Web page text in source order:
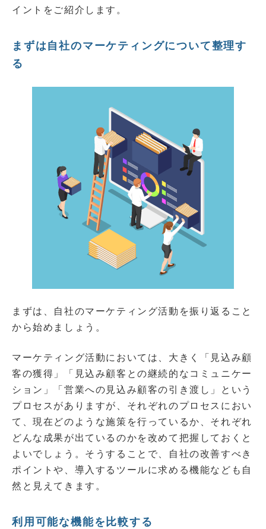
イントをご紹介します。
まずは自社のマーケティングについて整理す
る
まずは、自社のマーケティング活動を振り返ること
から始めましょう。
マーケティング活動においては、大きく「見込み顧
客の獲得」「見込み顧客との継続的なコミュニケー
ション」「営業への見込み顧客の引き渡し」という
プロセスがありますが、それぞれのプロセスにおい
て、現在どのような施策を行っているか、それぞれ
どんな成果が出ているのかを改めて把握しておくと
よいでしょう。そうすることで、自社の改善すべき
ポイントや、導入するツールに求める機能なども自
然と見えてきます。
利用可能な機能を比較する